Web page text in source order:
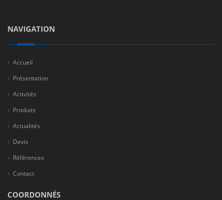
NAVIGATION
Accueil
Présentation
Activités
Produits
Actualités
Devis
Références
Contact
COORDONNÉS